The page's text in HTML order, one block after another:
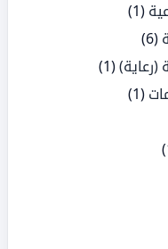
(1)
(6)
(رعاية)(1)
(1)